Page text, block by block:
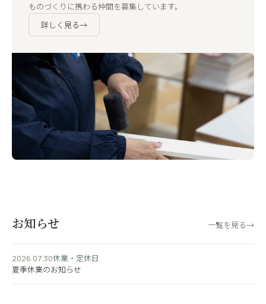
ものづくりに携わる仲間を募集しています。
詳しく見る→
お知らせ 一覧を見る→
2026.07.30休業・定休日
夏季休業のお知らせ